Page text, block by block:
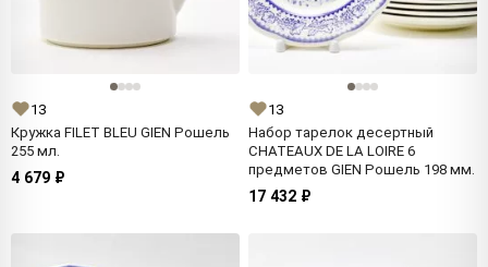
13
Кружка FILET BLEU GIEN Рошель
255 мл.
4 679 ₽
13
Набор тарелок десертный
CHATEAUX DE LA LOIRE 6
предметов GIEN Рошель 198 мм.
17 432 ₽